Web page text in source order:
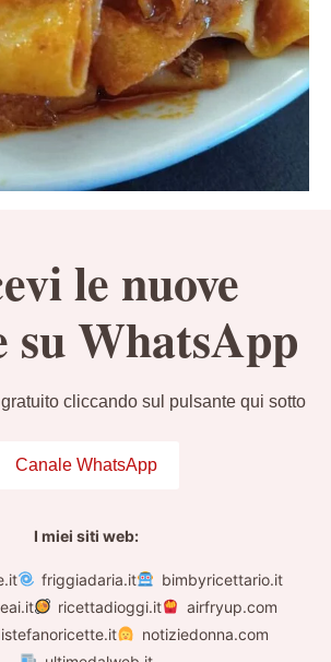
le nuove
su WhatsApp
cliccando sul pulsante qui sotto
Canale WhatsApp
I miei siti web:
friggiadaria.it
bimbyricettario.it
ricettadioggi.it
airfryup.com
notiziedonna.com